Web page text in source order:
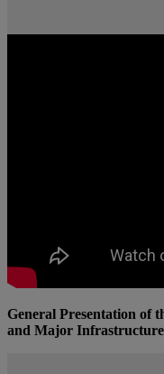
General Presentation of
and Major